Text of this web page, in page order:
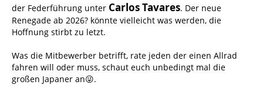
der Federführung unter Carlos Tavares. Der neue
Renegade ab 2026? könnte vielleicht was werden, die
Hoffnung stirbt zu letzt.
Was die Mitbewerber betrifft, rate jeden der einen Allrad
fahren will oder muss, schaut euch unbedingt mal die
großen Japaner an😜.